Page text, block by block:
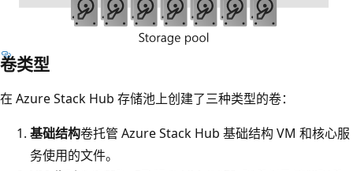
卷类型
在 Azure Stack Hub 存储池上创建了三种类型的卷：
基础结构卷托管 Azure Stack Hub 基础结构 VM 和核心服
务使用的文件。